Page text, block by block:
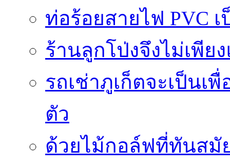
ท่อร้อยสายไฟ PVC
ร้านลูกโป่งจึงไม่เพีย
รถเช่าภูเก็ตจะเป็น
ตัว
ด้วยไม้กอล์ฟที่ทันสมั